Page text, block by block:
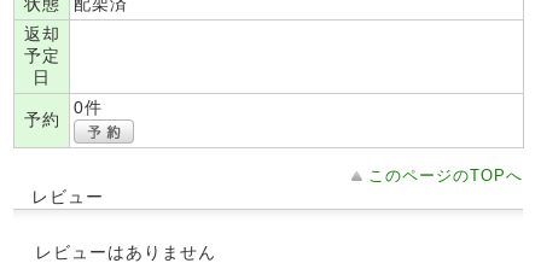
返却
予定
日
予約
0件
このページのTOPへ
レビュー
レビューはありません